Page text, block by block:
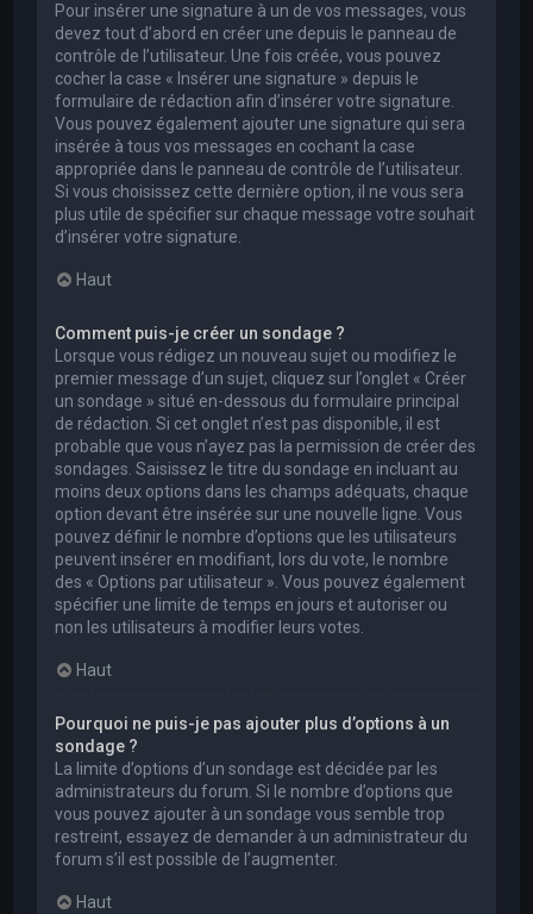
Pour insérer une signature à un de vos messages, vous
devez tout d’abord en créer une depuis le panneau de
contrôle de l’utilisateur. Une fois créée, vous pouvez
cocher la case « Insérer une signature » depuis le
formulaire de rédaction afin d’insérer votre signature.
Vous pouvez également ajouter une signature qui sera
insérée à tous vos messages en cochant la case
appropriée dans le panneau de contrôle de l’utilisateur.
Si vous choisissez cette dernière option, il ne vous sera
plus utile de spécifier sur chaque message votre souhait
d’insérer votre signature.
Haut
Comment puis-je créer un sondage ?
Lorsque vous rédigez un nouveau sujet ou modifiez le
premier message d’un sujet, cliquez sur l’onglet « Créer
un sondage » situé en-dessous du formulaire principal
de rédaction. Si cet onglet n’est pas disponible, il est
probable que vous n’ayez pas la permission de créer des
sondages. Saisissez le titre du sondage en incluant au
moins deux options dans les champs adéquats, chaque
option devant être insérée sur une nouvelle ligne. Vous
pouvez définir le nombre d’options que les utilisateurs
peuvent insérer en modifiant, lors du vote, le nombre
des « Options par utilisateur ». Vous pouvez également
spécifier une limite de temps en jours et autoriser ou
non les utilisateurs à modifier leurs votes.
Haut
Pourquoi ne puis-je pas ajouter plus d’options à un
sondage ?
La limite d’options d’un sondage est décidée par les
administrateurs du forum. Si le nombre d’options que
vous pouvez ajouter à un sondage vous semble trop
restreint, essayez de demander à un administrateur du
forum s’il est possible de l’augmenter.
Haut